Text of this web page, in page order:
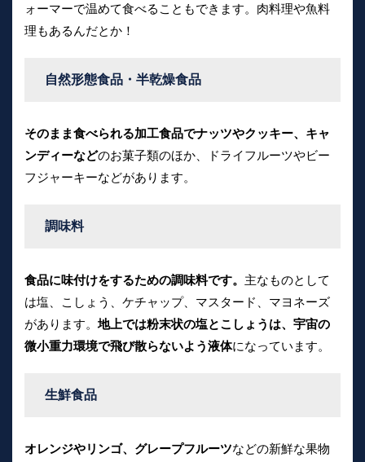
ォーマーで温めて食べることもできます。肉料理や魚料
理もあるんだとか！
自然形態食品・半乾燥食品
そのまま食べられる加工食品でナッツやクッキー、キャ
ンディーなどのお菓子類のほか、ドライフルーツやビー
フジャーキーなどがあります。
調味料
食品に味付けをするための調味料です。 主なものとして
は塩、こしょう、ケチャップ、マスタード、マヨネーズ
があります。地上では粉末状の塩とこしょうは、宇宙の
微小重力環境で飛び散らないよう液体になっています。
生鮮食品
オレンジやリンゴ、グレープフルーツなどの新鮮な果物